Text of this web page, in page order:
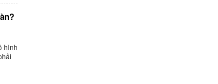
hình